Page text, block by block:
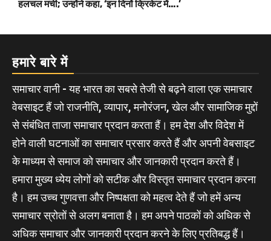
हलचल मची; उन्होंने कहा, ‘इन दिनों क्रिकेट में….’
हमारे बारे में
समाचार वानी - यह भारत का सबसे तेजी से बढ़ने वाला एक समाचार
वेबसाइट हैं जो राजनीति, व्यापार, मनोरंजन, खेल और सामाजिक मुद्दों
से संबंधित ताजा समाचार प्रदान करता हैं। हम देश और विदेश में
होने वाली घटनाओं का समाचार प्रसार करते हैं और अपनी वेबसाइट
के माध्यम से समाज को समाचार और जानकारी प्रदान करते हैं।
हमारा मुख्य ध्येय लोगों को सटीक और विस्तृत समाचार प्रदान करना
है। हम उच्च गुणवत्ता और निष्पक्षता को महत्व देते हैं जो हमें अन्य
समाचार स्रोतों से अलग बनाता है। हम अपने पाठकों को अधिक से
अधिक समाचार और जानकारी प्रदान करने के लिए प्रतिबद्ध हैं।